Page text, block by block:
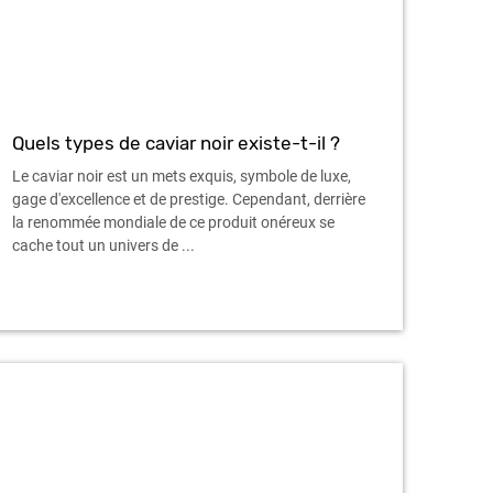
Quels types de caviar noir existe-t-il ?
Le caviar noir est un mets exquis, symbole de luxe,
gage d'excellence et de prestige. Cependant, derrière
la renommée mondiale de ce produit onéreux se
cache tout un univers de ...